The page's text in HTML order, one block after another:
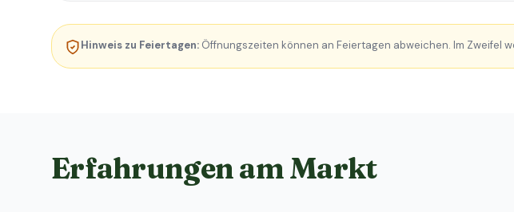
Hinweis zu Feiertagen: Öffnungszeiten können an Feiertagen abweichen. Im Zweifel
Erfahrungen am Markt